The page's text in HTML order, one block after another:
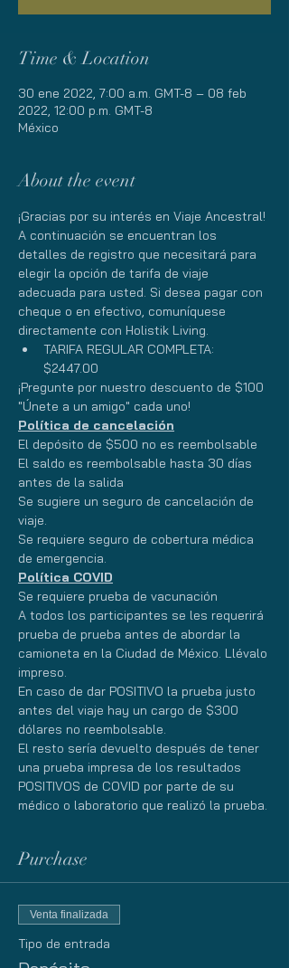
Time & Location
30 ene 2022, 7:00 a.m. GMT-8 – 08 feb
2022, 12:00 p.m. GMT-8
México
About the event
¡Gracias por su interés en Viaje Ancestral!
A continuación se encuentran los
detalles de registro que necesitará para
elegir la opción de tarifa de viaje
adecuada para usted. Si desea pagar con
cheque o en efectivo, comuníquese
directamente con Holistik Living.
TARIFA REGULAR COMPLETA:
$2447.00
¡Pregunte por nuestro descuento de $100
"Únete a un amigo" cada uno!
Política de cancelación
El depósito de $500 no es reembolsable
El saldo es reembolsable hasta 30 días
antes de la salida
Se sugiere un seguro de cancelación de
viaje.
Se requiere seguro de cobertura médica
de emergencia.
Política COVID
Se requiere prueba de vacunación
A todos los participantes se les requerirá
prueba de prueba antes de abordar la
camioneta en la Ciudad de México. Llévalo
impreso.
En caso de dar POSITIVO la prueba justo
antes del viaje hay un cargo de $300
dólares no reembolsable.
El resto sería devuelto después de tener
una prueba impresa de los resultados
POSITIVOS de COVID por parte de su
médico o laboratorio que realizó la prueba.
Purchase
Venta finalizada
Tipo de entrada